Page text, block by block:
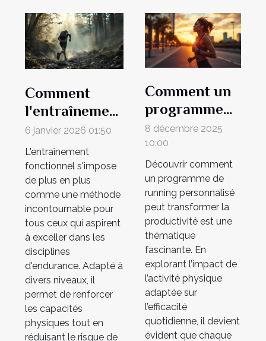
Comment
l'entraînement
fonctionnel
façonne les
compétiteurs
d'endurance ?
6 janvier 2026 01:50
L'entraînement
fonctionnel s'impose
de plus en plus
comme une méthode
incontournable pour
tous ceux qui aspirent
à exceller dans les
disciplines
d'endurance. Adapté à
divers niveaux, il
permet de renforcer
les capacités
physiques tout en
réduisant le risque de
Comment un
programme
de running
personnalisé
booste-t-il la
productivité ?
8 décembre 2025
10:00
Découvrir comment
un programme de
running personnalisé
peut transformer la
productivité est une
thématique
fascinante. En
explorant l’impact de
l’activité physique
adaptée sur
l’efficacité
quotidienne, il devient
évident que chaque